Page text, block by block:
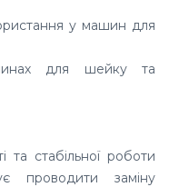
у машин для
для шейку та
та стабільної роботи
проводити заміну